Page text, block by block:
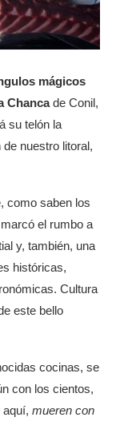
mágicos
Chancade Conil,
su telón la
nuestro litoral,
como saben los
el rumbo a
y, también, una
históricas,
Cultura
este bello
cocinas, se
con los cientos,
mueren con